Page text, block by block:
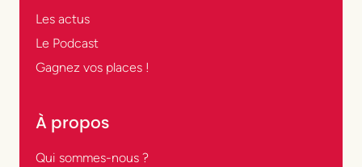
Les actus
Le Podcast
Gagnez vos places !
À propos
Qui sommes-nous ?